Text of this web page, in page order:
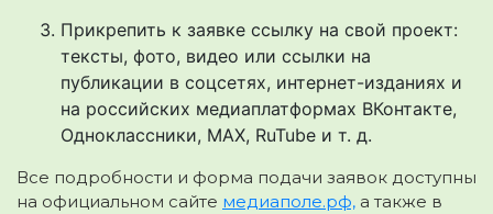
Прикрепить к заявке ссылку на свой проект:
тексты, фото, видео или ссылки на
публикации в соцсетях, интернет-изданиях и
на российских медиаплатформах ВКонтакте,
Одноклассники, MAX, RuTube и т. д.
Все подробности и форма подачи заявок доступны
на официальном сайте медиаполе.рф, а также в